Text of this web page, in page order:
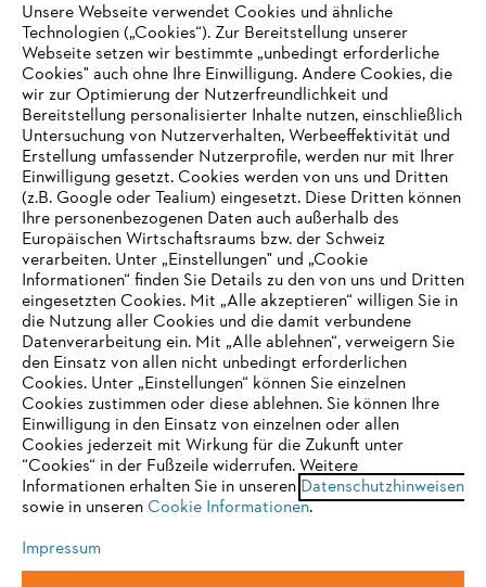
Unternehmen
Häufig gestellte Fragen
Support
Datenschutz Impressum Cookies
Rechtliche Informationen
STIHL VERTRIEBS AG, 8617 Mönchaltorf
IHR BROWSER WIRD NICHT
UNTERSTÜTZT
Sie nutzen einen Browser, den wir noch nicht unterstützen. Für
eine optimale Nutzung unserer Seite empfehlen wir Ihnen, zu
einem der folgenden Browser zu wechseln:
Firefox Chrome
Unsere Webseite verwendet Cookies und ähnliche
Technologien („Cookies“). Zur Bereitstellung unserer
Webseite setzen wir bestimmte „unbedingt erforderliche
Cookies" auch ohne Ihre Einwilligung. Andere Cookies, die
wir zur Optimierung der Nutzerfreundlichkeit und
Bereitstellung personalisierter Inhalte nutzen, einschließlich
Untersuchung von Nutzerverhalten, Werbeeffektivität und
Erstellung umfassender Nutzerprofile, werden nur mit Ihrer
Einwilligung gesetzt. Cookies werden von uns und Dritten
(z.B. Google oder Tealium) eingesetzt. Diese Dritten können
Ihre personenbezogenen Daten auch außerhalb des
Europäischen Wirtschaftsraums bzw. der Schweiz
verarbeiten. Unter „Einstellungen" und „Cookie
Informationen“ finden Sie Details zu den von uns und Dritten
eingesetzten Cookies. Mit „Alle akzeptieren“ willigen Sie in
die Nutzung aller Cookies und die damit verbundene
Datenverarbeitung ein. Mit „Alle ablehnen“, verweigern Sie
den Einsatz von allen nicht unbedingt erforderlichen
Cookies. Unter „Einstellungen“ können Sie einzelnen
Cookies zustimmen oder diese ablehnen. Sie können Ihre
Einwilligung in den Einsatz von einzelnen oder allen
Cookies jederzeit mit Wirkung für die Zukunft unter
“Cookies“ in der Fußzeile widerrufen. Weitere
Informationen erhalten Sie in unseren Datenschutzhinweisen
sowie in unseren Cookie Informationen.
Impressum